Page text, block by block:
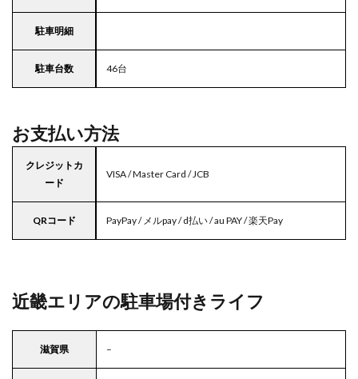
駐車明細
駐車台数 46台
お支払い方法
クレジットカ
ード
VISA / Master Card / JCB
QRコード PayPay / メルpay / d払い / au PAY / 楽天Pay
近畿エリアの駐車場付きライフ
滋賀県 –